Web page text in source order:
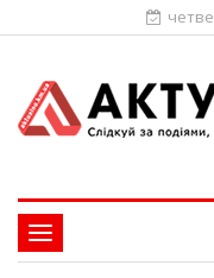
Toggle
navigation